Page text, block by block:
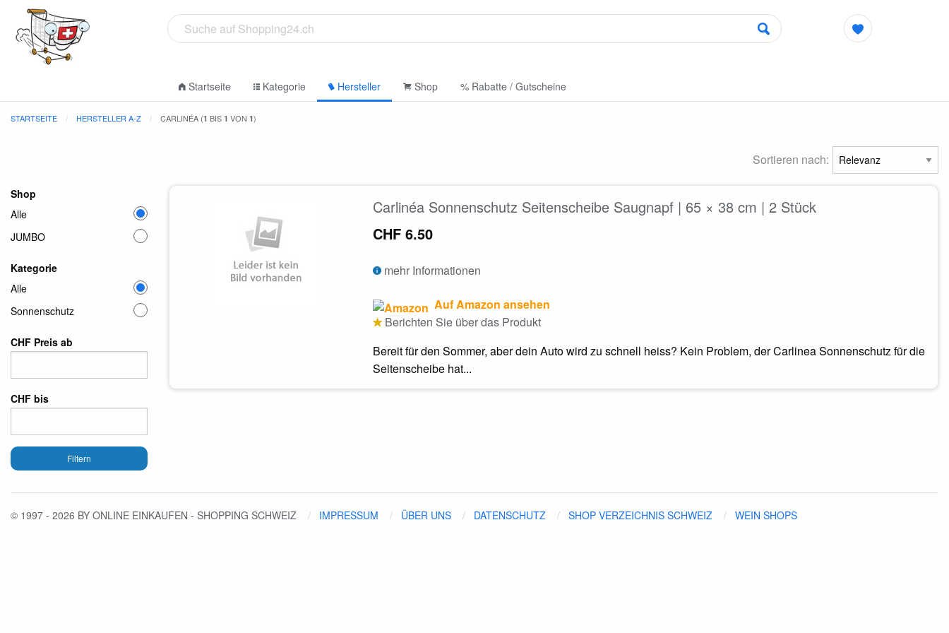
Startseite Kategorie Hersteller Shop % Rabatte / Gutscheine
STARTSEITE HERSTELLER A-Z CARLINÉA (1 BIS 1 VON 1)
Sortieren nach:
Shop
Alle
JUMBO
Kategorie
Alle
Sonnenschutz
CHF Preis ab
CHF bis
Filtern
Carlinéa Sonnenschutz Seitenscheibe Saugnapf | 65 × 38 cm | 2 Stück
CHF 6.50
mehr Informationen
Auf Amazon ansehen
Berichten Sie über das Produkt
Bereit für den Sommer, aber dein Auto wird zu schnell heiss? Kein Problem, der Carlinea Sonnenschutz für die
Seitenscheibe hat...
© 1997 - 2026 BY ONLINE EINKAUFEN - SHOPPING SCHWEIZ IMPRESSUM ÜBER UNS DATENSCHUTZ SHOP VERZEICHNIS SCHWEIZ WEIN SHOPS